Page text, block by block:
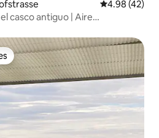
Calificación
4.98 (42)
casco antiguo | Aire